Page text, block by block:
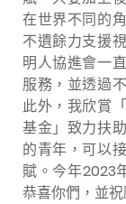
在世界不同的
不遺餘力支援
明人協進會一
服務，並透過
此外，我欣賞
基金」致力扶
的青年，可以
賦。今年2023
恭喜你們，並